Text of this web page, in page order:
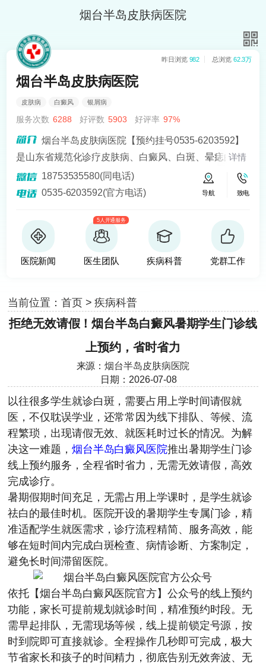
烟台半岛皮肤病医院
昨日浏览 982 总浏览 62.3万
烟台半岛皮肤病医院
皮肤病 白癜风 银屑病
服务次数 6288 好评数 5903 好评率 97%
烟台半岛皮肤病医院【预约挂号0535-6203592】
是山东省规范化诊疗皮肤病、白癜风、白斑、晕痣的医
院。熟悉皮肤病科常见病、多发病、疑难病的诊治，尤
其擅长光化学疗法、窄波紫外线、308准分子激光以及外
移植治疗白癜风，包括自体表皮移植、微小皮片移植、
自体培养黑素细胞移植等。
详情
18753535580(同电话)
0535-6203592(官方电话)
导航 致电
医院新闻
5人开通服务
医生团队 疾病科普 党群工作
当前位置： 首页>疾病科普
拒绝无效请假！烟台半岛白癜风暑期学生门诊线
上预约，省时省力
来源：烟台半岛皮肤病医院
日期：2026-07-08
以往很多学生就诊白斑，需要占用上学时间请假就
医，不仅耽误学业，还常常因为线下排队、等候、流
程繁琐，出现请假无效、就医耗时过长的情况。为解
决这一难题， 烟台半岛白癜风医院推出暑期学生门诊
线上预约服务，全程省时省力，无需无效请假，高效
完成诊疗。
暑期假期时间充足，无需占用上学课时，是学生就诊
祛白的最佳时机。医院开设的暑期学生专属门诊，精
准适配学生就医需求，诊疗流程精简、服务高效，能
够在短时间内完成白斑检查、病情诊断、方案制定，
避免长时间滞留医院。
依托【烟台半岛白癜风医院官方】公众号的线上预约
功能，家长可提前规划就诊时间，精准预约时段。无
需早起排队，无需现场等候，线上提前锁定号源，按
时到院即可直接就诊。全程操作几秒即可完成，极大
节省家长和孩子的时间精力，彻底告别无效奔波、无